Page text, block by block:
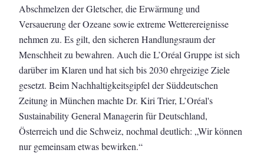
Abschmelzen der Gletscher, die Erwärmung und
Versauerung der Ozeane sowie extreme Wetterereignisse
nehmen zu. Es gilt, den sicheren Handlungsraum der
Menschheit zu bewahren. Auch die L’Oréal Gruppe ist sich
darüber im Klaren und hat sich bis 2030 ehrgeizige Ziele
gesetzt. Beim Nachhaltigkeitsgipfel der Süddeutschen
Zeitung in München machte Dr. Kiri Trier, L’Oréal's
Sustainability General Managerin für Deutschland,
Österreich und die Schweiz, nochmal deutlich: „Wir können
nur gemeinsam etwas bewirken.“